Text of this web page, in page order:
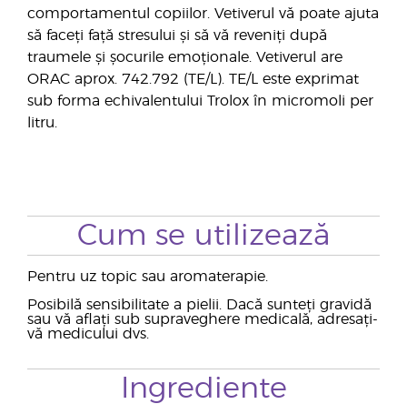
comportamentul copiilor. Vetiverul vă poate ajuta
să faceți față stresului și să vă reveniți după
traumele și șocurile emoționale. Vetiverul are
ORAC aprox. 742.792 (TE/L). TE/L este exprimat
sub forma echivalentului Trolox în micromoli per
litru.
Cum se utilizează
Pentru uz topic sau aromaterapie.
Posibilă sensibilitate a pielii. Dacă sunteți gravidă
sau vă aflați sub supraveghere medicală, adresați-
vă medicului dvs.
Ingrediente